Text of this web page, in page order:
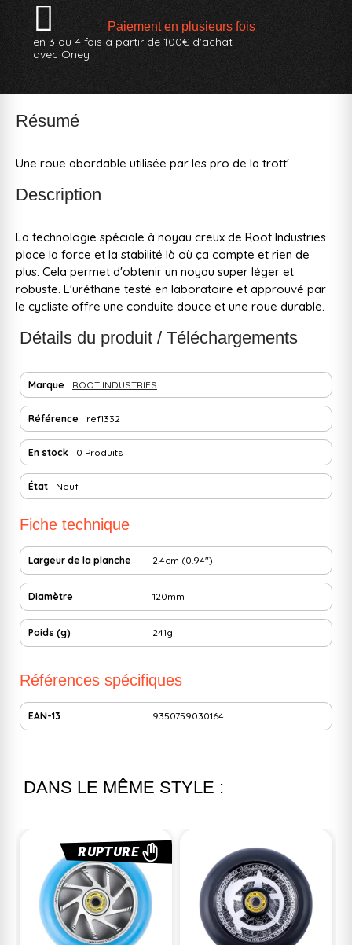
Paiement en plusieurs fois
en 3 ou 4 fois à partir de 100€ d'achat
avec Oney
Résumé
Une roue abordable utilisée par les pro de la trott'.
Description
La technologie spéciale à noyau creux de Root Industries
place la force et la stabilité là où ça compte et rien de
plus. Cela permet d'obtenir un noyau super léger et
robuste. L'uréthane testé en laboratoire et approuvé par
le cycliste offre une conduite douce et une roue durable.
Détails du produit / Téléchargements
Marque ROOT INDUSTRIES
Référence ref1332
En stock 0 Produits
État Neuf
Fiche technique
Largeur de la planche 2.4cm (0.94")
Diamètre 120mm
Poids (g) 241g
Références spécifiques
EAN-13 9350759030164
DANS LE MÊME STYLE :
RUPTURE